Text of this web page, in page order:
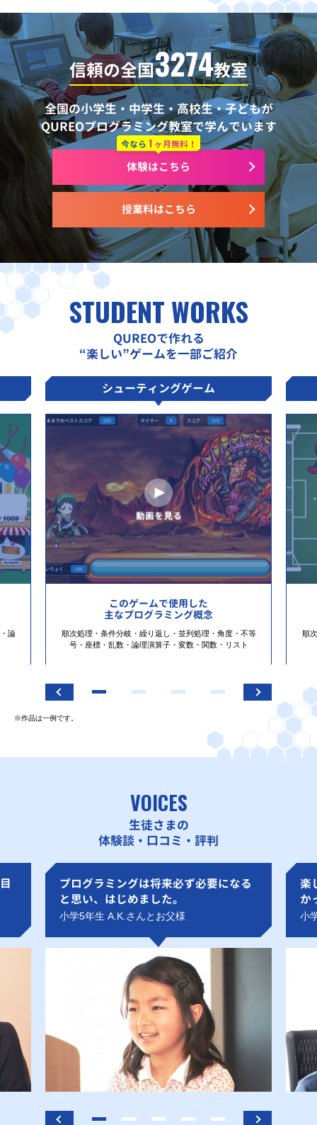
信頼の全国3274教室
全国の小学生・中学生・高校生・子どもが
QUREOプログラミング教室で学んでいます
授業料はこちら
今なら 1 ヶ月無料！
体験はこちら
STUDENT WORKS
QUREOで作れる
“楽しい”ゲームを一部ご紹介
論
シューティングゲーム
このゲームで使用した
主なプログラミング概念
順次処理・条件分岐・繰り返し・並列処理・角度・不等
号・座標・乱数・論理演算子・変数・関数・リスト
順
※作品は一例です。
VOICES
生徒さまの
体験談・口コミ・評判
プログラミングは将来必ず必要になる
と思い、はじめました。
小学5年生 A.K.さんとお父様
楽
か
小